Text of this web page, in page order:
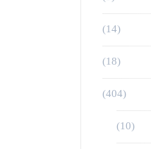
(14)
(18)
(404)
(10)